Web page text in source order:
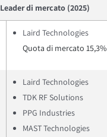
Leader di mercato (2025)
Laird Technologies
Quota di mercato 15,3%
Laird Technologies
TDK RF Solutions
PPG Industries
MAST Technologies